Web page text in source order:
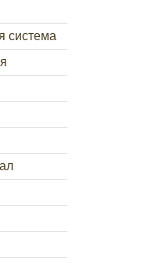
система